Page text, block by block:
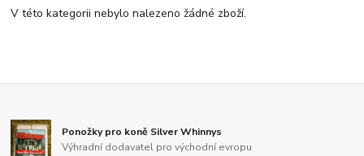
V této kategorii nebylo nalezeno žádné zboží.
Ponožky pro koně Silver Whinnys
Výhradní dodavatel pro východní evropu